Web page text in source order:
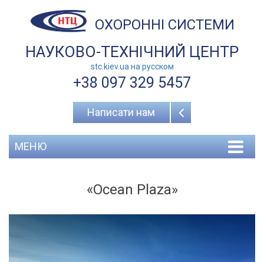
ОХОРОННІ СИСТЕМИ
НАУКОВО-ТЕХНІЧНИЙ ЦЕНТР
stc.kiev.ua на русcком
+38 097 329 5457
Написати нам
МЕНЮ
«Ocean Plaza»